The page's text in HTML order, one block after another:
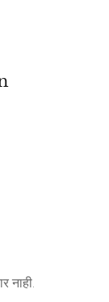
नाही.